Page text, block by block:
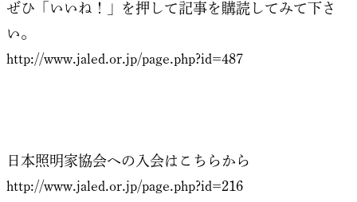
ぜひ「いいね！」を押して記事を購読してみて下さ
い。
http://www.jaled.or.jp/page.php?id=487
日本照明家協会への入会はこちらから
http://www.jaled.or.jp/page.php?id=216